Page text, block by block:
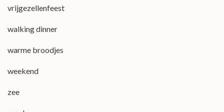
vrijgezellenfeest
walking dinner
warme broodjes
weekend
zee